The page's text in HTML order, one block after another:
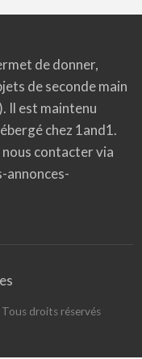
de donner,
de seconde main
Il est maintenu
chez 1and1.
contacter via
annonces-
droits réservés